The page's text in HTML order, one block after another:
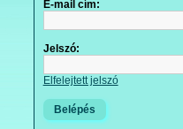
E-mail cím:
Jelszó:
Elfelejtett jelszó